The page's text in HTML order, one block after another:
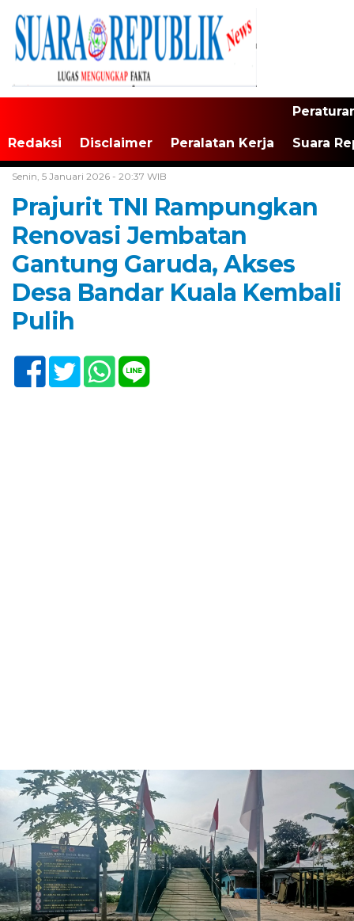
Redaksi Disclaimer Peralatan Kerja Suara
Senin, 5 Januari 2026 - 20:37 WIB
Prajurit TNI Rampungkan
Renovasi Jembatan
Gantung Garuda, Akses
Desa Bandar Kuala Kembali
Pulih